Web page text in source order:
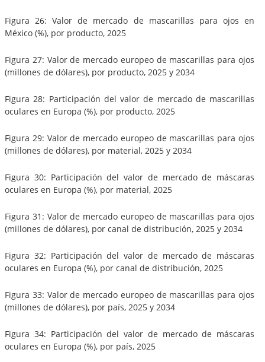
Figura 26: Valor de mercado de mascarillas para ojos en
México (%), por producto, 2025
Figura 27: Valor de mercado europeo de mascarillas para ojos
(millones de dólares), por producto, 2025 y 2034
Figura 28: Participación del valor de mercado de mascarillas
oculares en Europa (%), por producto, 2025
Figura 29: Valor de mercado europeo de mascarillas para ojos
(millones de dólares), por material, 2025 y 2034
Figura 30: Participación del valor de mercado de máscaras
oculares en Europa (%), por material, 2025
Figura 31: Valor de mercado europeo de mascarillas para ojos
(millones de dólares), por canal de distribución, 2025 y 2034
Figura 32: Participación del valor de mercado de máscaras
oculares en Europa (%), por canal de distribución, 2025
Figura 33: Valor de mercado europeo de mascarillas para ojos
(millones de dólares), por país, 2025 y 2034
Figura 34: Participación del valor de mercado de máscaras
oculares en Europa (%), por país, 2025